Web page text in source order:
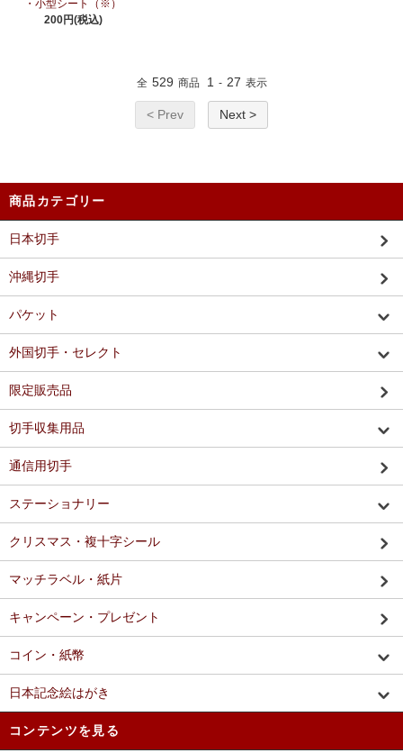
・小型シート（※）
200円(税込)
全 529 商品 1 - 27 表示
< Prev Next >
商品カテゴリー
日本切手
沖縄切手
パケット
外国切手・セレクト
限定販売品
切手収集用品
通信用切手
ステーショナリー
クリスマス・複十字シール
マッチラベル・紙片
キャンペーン・プレゼント
コイン・紙幣
日本記念絵はがき
コンテンツを見る